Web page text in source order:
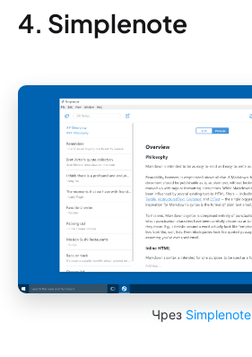
4. Simplenote
Чрез Simplenote